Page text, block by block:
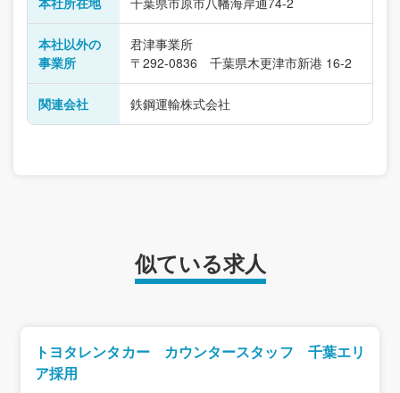
本社以外の
事業所
君津事業所
〒292-0836 千葉県木更津市新港 16-2
関連会社 鉄鋼運輸株式会社
似ている求人
トヨタレンタカー カウンタースタッフ 千葉エリ
ア採用